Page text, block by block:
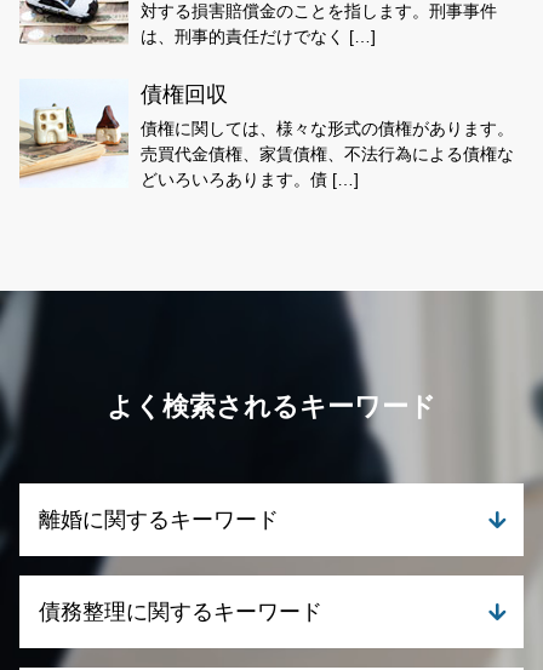
対する損害賠償金のことを指します。刑事事件
は、刑事的責任だけでなく […]
債権回収
債権に関しては、様々な形式の債権があります。
売買代金債権、家賃債権、不法行為による債権な
どいろいろあります。債 […]
よく検索されるキーワード
離婚に関するキーワード
離婚 財産分与 相場
養育費 払わない
債務整理に関するキーワード